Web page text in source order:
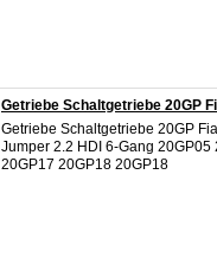
Getriebe Schaltgetriebe 20GP
Getriebe Schaltgetriebe 20GP
Jumper 2.2 HDI 6-Gang
20GP17 20GP18 20GP18